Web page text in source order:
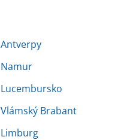
Antverpy
Namur
Lucembursko
Vlámský Brabant
Limburg